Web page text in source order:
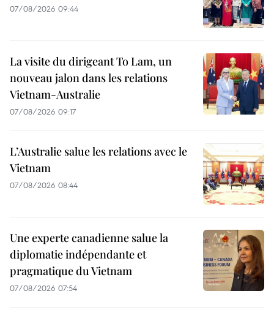
07/08/2026 09:44
La visite du dirigeant To Lam, un
nouveau jalon dans les relations
Vietnam-Australie
07/08/2026 09:17
L’Australie salue les relations avec le
Vietnam
07/08/2026 08:44
Une experte canadienne salue la
diplomatie indépendante et
pragmatique du Vietnam
07/08/2026 07:54